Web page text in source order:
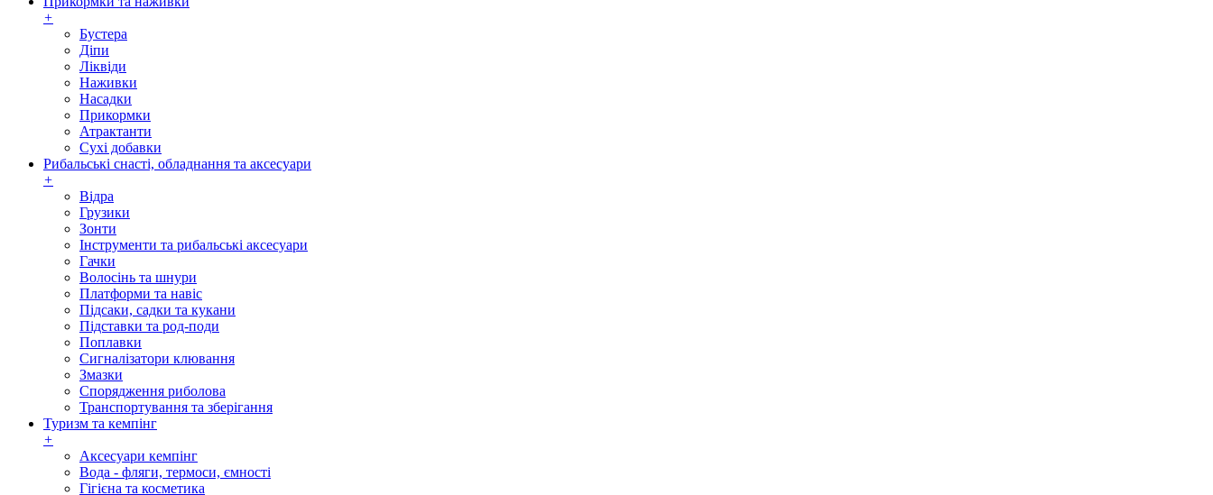
+
Бустера
Діпи
Ліквіди
Наживки
Насадки
Прикормки
Атрактанти
Сухі добавки
Рибальські снасті, обладнання та аксесуари
+
Відра
Грузики
Зонти
Інструменти та рибальські аксесуари
Гачки
Волосінь та шнури
Платформи та навіс
Підсаки, садки та кукани
Підставки та род-поди
Поплавки
Сигналізатори клювання
Змазки
Спорядження риболова
Транспортування та зберігання
Туризм та кемпінг
+
Аксесуари кемпінг
Вода - фляги, термоси, ємності
Гігієна та косметика